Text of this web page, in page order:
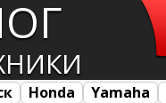
Honda Yamaha